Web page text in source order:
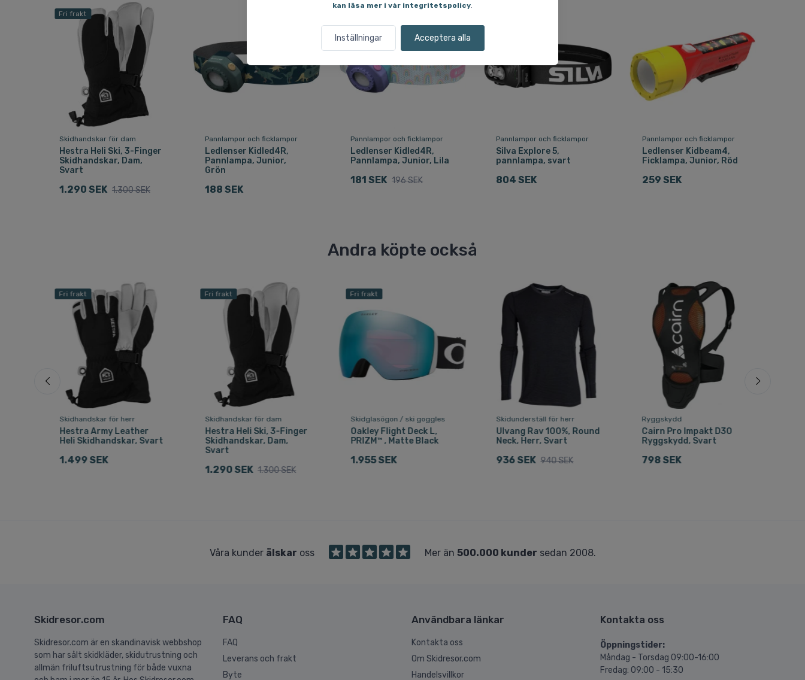
kan läsa mer i vår integritetspolicy
Inställningar Acceptera alla
Fri frakt
Skidhandskar för dam
Hestra Heli Ski, 3-Finger
Skidhandskar, Dam,
Svart
1.290 SEK 1.300 SEK
Pannlampor och ficklampor
Ledlenser Kidled4R,
Pannlampa, Junior,
Grön
188 SEK
Pannlampor och ficklampor
Ledlenser Kidled4R,
Pannlampa, Junior, Lila
181 SEK 196 SEK
Pannlampor och ficklampor
Silva Explore 5,
pannlampa, svart
804 SEK
Pannlampor och ficklampor
Ledlenser Kidbeam4,
Ficklampa, Junior, Röd
259 SEK
Andra köpte också
Fri frakt
Skidhandskar för herr
Hestra Army Leather
Heli Skidhandskar, Svart
1.499 SEK
Fri frakt
Skidhandskar för dam
Hestra Heli Ski, 3-Finger
Skidhandskar, Dam,
Svart
1.290 SEK 1.300 SEK
Fri frakt
Skidglasögon / ski goggles
Oakley Flight Deck L,
PRIZM™ , Matte Black
1.955 SEK
Skidunderställ för herr
Ulvang Rav 100%, Round
Neck, Herr, Svart
936 SEK 940 SEK
Ryggskydd
Cairn Pro Impakt D3O
Ryggskydd, Svart
798 SEK
Våra kunder älskar oss Mer än 500.000 kunder sedan 2008.
Skidresor.com
Skidresor.com är en skandinavisk webbshop
som har sålt skidkläder, skidutrustning och
allmän friluftsutrustning för både vuxna
FAQ
FAQ
Leverans och frakt
Byte
Användbara länkar
Kontakta oss
Om Skidresor.com
Handelsvillkor
Kontakta oss
Öppningstider:
Måndag - Torsdag 09:00-16:00
Fredag: 09:00 - 15:30